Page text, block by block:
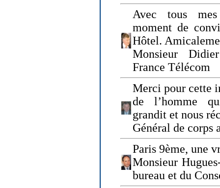
Avec tous
moment de
Hôtel.
Monsieur
France Télécom
Merci pour cette
de l’homme
grandit et nous
Général de corps
Paris 9ème, une
Monsieur
bureau et du